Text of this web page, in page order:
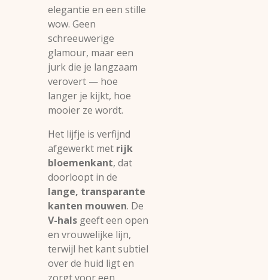
elegantie en een stille
wow. Geen
schreeuwerige
glamour, maar een
jurk die je langzaam
verovert — hoe
langer je kijkt, hoe
mooier ze wordt.
Het lijfje is verfijnd
afgewerkt met rijk
bloemenkant, dat
doorloopt in de
lange, transparante
kanten mouwen. De
V-hals geeft een open
en vrouwelijke lijn,
terwijl het kant subtiel
over de huid ligt en